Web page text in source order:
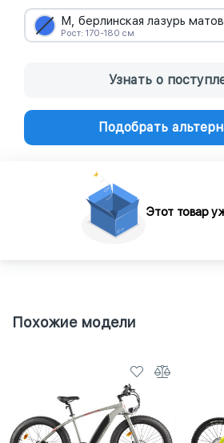
M, берлинская лазурь
Рост: 170-180 см
Узнать о
Подобрать
Этот товар
Похожие модели